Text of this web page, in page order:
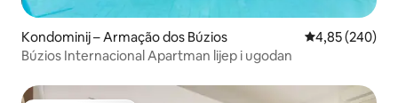
Kondominij – Armação dos Búzios Prosječna
4,85 (240)
Búzios Internacional Apartman lijep i ugodan